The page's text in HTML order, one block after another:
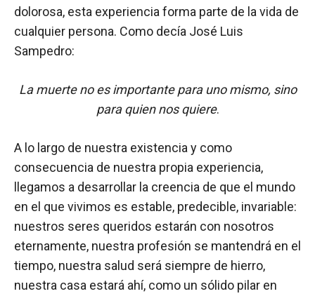
dolorosa, esta experiencia forma parte de la vida de
cualquier persona. Como decía José Luis
Sampedro:
La muerte no es importante para uno mismo, sino
para quien nos quiere.
A lo largo de nuestra existencia y como
consecuencia de nuestra propia experiencia,
llegamos a desarrollar la creencia de que el mundo
en el que vivimos es estable, predecible, invariable:
nuestros seres queridos estarán con nosotros
eternamente, nuestra profesión se mantendrá en el
tiempo, nuestra salud será siempre de hierro,
nuestra casa estará ahí, como un sólido pilar en